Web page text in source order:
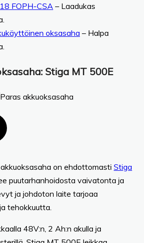
FOPH-CSA – Laadukas
oksasaha – Halpa
: Stiga MT 500E
on ehdottomasti Stiga
puutarhanhoidosta vaivatonta ja
ja johdoton laite tarjoaa
tehokkuutta.
48V:n, 2 Ah:n akulla ja